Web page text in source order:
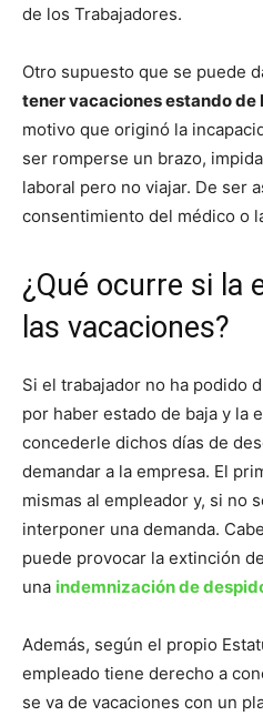
de los Trabajadores.
Otro supuesto que se puede
tener vacaciones estando de
motivo que originó la
ser romperse un brazo,
laboral pero no viajar. De ser
consentimiento del médico o
¿Qué ocurre si la
las vacaciones?
Si el trabajador no ha podido
por haber estado de baja y la
concederle dichos días de
demandar a la empresa. El
mismas al empleador y, si no
interponer una demanda.
puede provocar la extinción
una indemnización de
Además, según el propio
empleado tiene derecho a
se va de vacaciones con un